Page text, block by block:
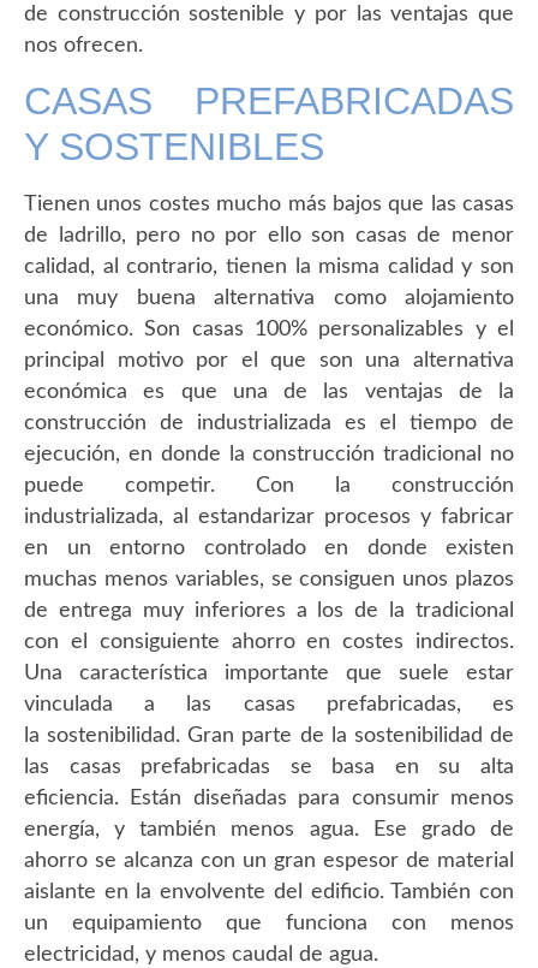
de construcción sostenible y por las ventajas que
nos ofrecen.
CASAS PREFABRICADAS
Y SOSTENIBLES
Tienen unos costes mucho más bajos que las casas
de ladrillo, pero no por ello son casas de menor
calidad, al contrario, tienen la misma calidad y son
una muy buena alternativa como alojamiento
económico. Son casas 100% personalizables y el
principal motivo por el que son una alternativa
económica es que una de las ventajas de la
construcción de industrializada es el tiempo de
ejecución, en donde la construcción tradicional no
puede competir. Con la construcción
industrializada, al estandarizar procesos y fabricar
en un entorno controlado en donde existen
muchas menos variables, se consiguen unos plazos
de entrega muy inferiores a los de la tradicional
con el consiguiente ahorro en costes indirectos.
Una característica importante que suele estar
vinculada a las casas prefabricadas, es
la sostenibilidad. Gran parte de la sostenibilidad de
las casas prefabricadas se basa en su alta
eficiencia. Están diseñadas para consumir menos
energía, y también menos agua. Ese grado de
ahorro se alcanza con un gran espesor de material
aislante en la envolvente del edificio. También con
un equipamiento que funciona con menos
electricidad, y menos caudal de agua.